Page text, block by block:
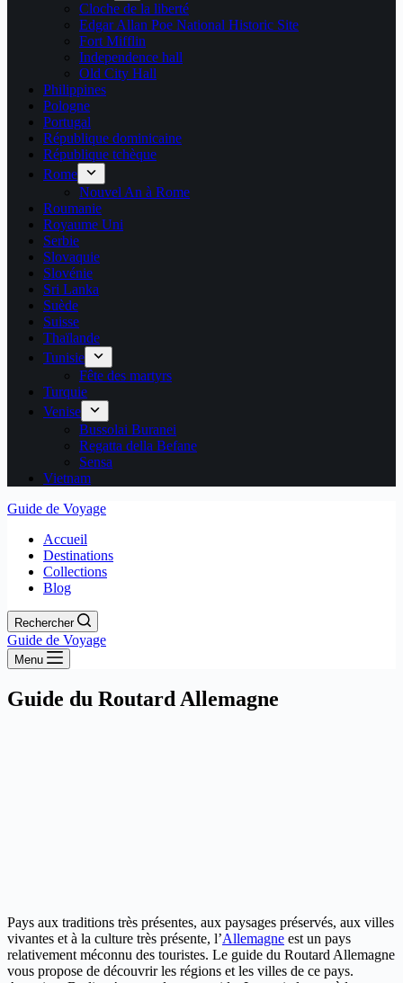
Cloche de la liberté
Edgar Allan Poe National Historic Site
Fort Mifflin
Independence hall
Old City Hall
Philippines
Pologne
Portugal
République dominicaine
République tchèque
Rome
Nouvel An à Rome
Roumanie
Royaume Uni
Serbie
Slovaquie
Slovénie
Sri Lanka
Suède
Suisse
Thaïlande
Tunisie
Fête des martyrs
Turquie
Venise
Bussolai Buranei
Regatta della Befane
Sensa
Vietnam
Guide de Voyage
Accueil
Destinations
Collections
Blog
Rechercher
Guide de Voyage
Menu
Guide du Routard Allemagne
Pays aux traditions très présentes, aux paysages préservés, aux villes
vivantes et à la culture très présente, l’Allemagne est un pays
relativement méconnu des touristes. Le guide du Routard Allemagne
vous propose de découvrir les régions et les villes de ce pays.